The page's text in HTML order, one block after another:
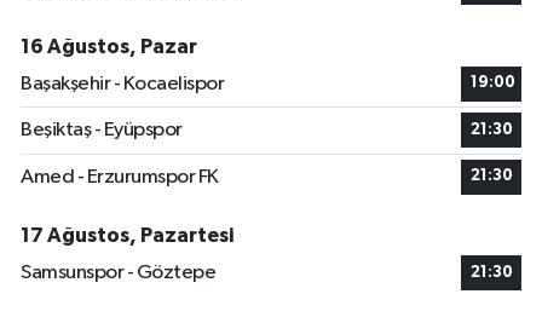
16 Ağustos, Pazar
Başakşehir - Kocaelispor
19:00
Beşiktaş - Eyüpspor 21:30
Amed - Erzurumspor FK 21:30
17 Ağustos, Pazartesi
Samsunspor - Göztepe
21:30